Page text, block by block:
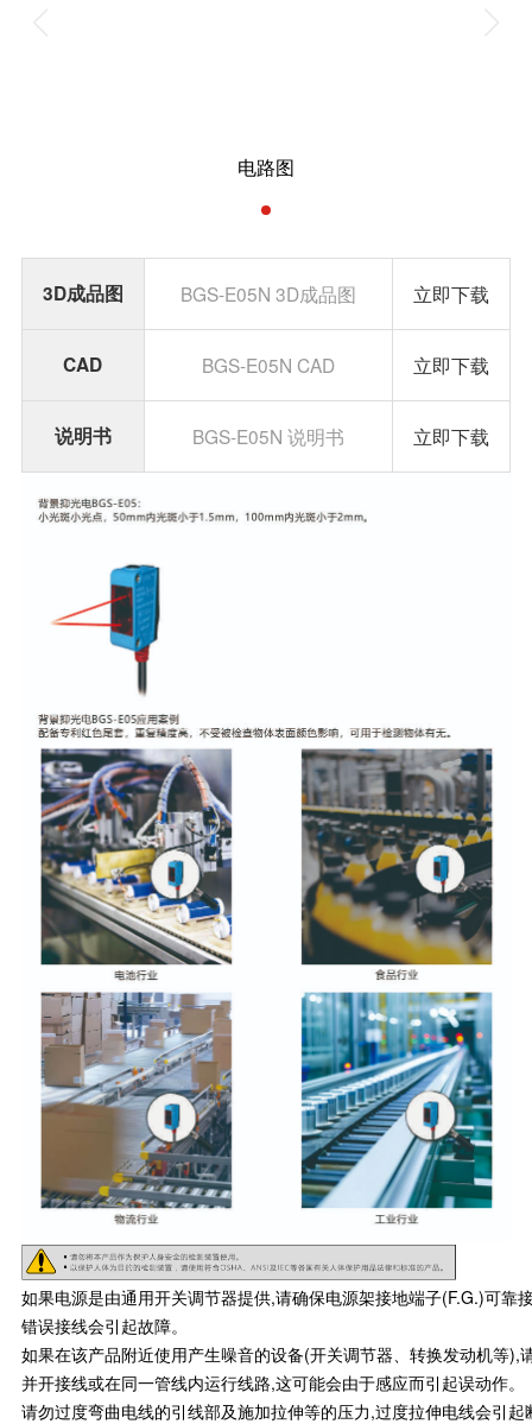
电路图
3D成品图 BGS-E05N 3D成品图 立即下载
CAD BGS-E05N CAD 立即下载
说明书 BGS-E05N 说明书 立即下载
如果电源是由通用开关调节器提供,请确保电源架接地端子(F.G.)可
错误接线会引起故障。
如果在该产品附近使用产生噪音的设备(开关调节器、转换发动机等
并开接线或在同一管线内运行线路,这可能会由于感应而引起误动作。
请勿过度弯曲电线的引线部及施加拉伸等的压力,过度拉伸电线会引